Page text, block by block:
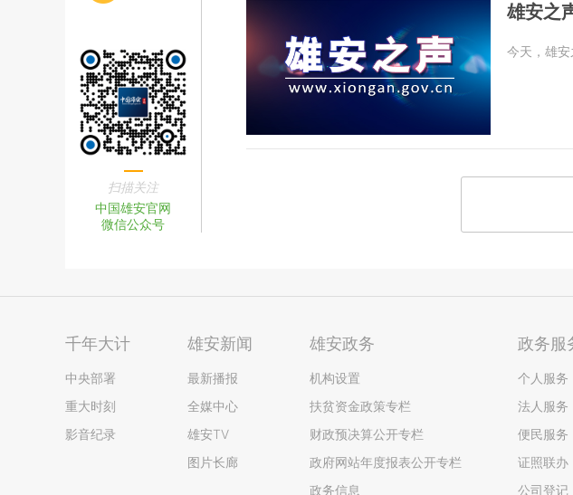
扫描关注
中国雄安官网
微信公众号
雄安之
今天，雄安
千年大计
中央部署
重大时刻
影音纪录
雄安新闻
最新播报
全媒中心
雄安TV
图片长廊
雄安政务
机构设置
扶贫资金政策专栏
财政预决算公开专栏
政府网站年度报表公开专栏
政务信息
政务服
个人服务
法人服务
便民服务
证照联办
公司登记